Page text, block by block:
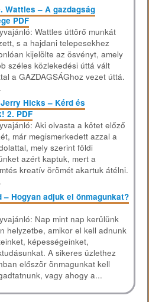
Wattles – A gazdagság
PDF
Wattles úttörő munkát
s a hajdani telepesekhez
kijelölte az ösvényt, amely
széles közlekedési úttá vált
a GAZDAGSÁGhoz vezet úttá.
Hicks – Kérd és
2. PDF
Aki olvasta a kötet előző
már megismerkedett azzal a
mely szerint földi
azért kaptuk, mert a
kreatív örömét akartuk átélni.
– Hogyan adjuk el önmagunkat?
Nap mint nap kerülünk
helyzetbe, amikor el kell adnunk
képességeinket,
A sikeres üzlethez
először önmagunkat kell
vagy ahogy a...